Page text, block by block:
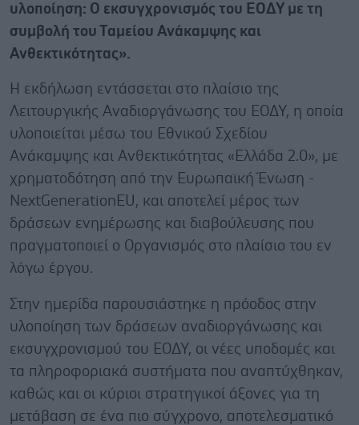
υλοποίηση: Ο εκσυγχρονισμός του ΕΟΔΥ με τη
συμβολή του Ταμείου Ανάκαμψης και
Ανθεκτικότητας».
Η εκδήλωση εντάσσεται στο πλαίσιο της
Λειτουργικής Αναδιοργάνωσης του ΕΟΔΥ, η οποία
υλοποιείται μέσω του Εθνικού Σχεδίου
Ανάκαμψης και Ανθεκτικότητας «Ελλάδα 2.0», με
χρηματοδότηση από την Ευρωπαϊκή Ένωση -
NextGenerationEU, και αποτελεί μέρος των
δράσεων ενημέρωσης και διαβούλευσης που
πραγματοποιεί ο Οργανισμός στο πλαίσιο του εν
λόγω έργου.
Στην ημερίδα παρουσιάστηκε η πρόοδος στην
υλοποίηση των δράσεων αναδιοργάνωσης και
εκσυγχρονισμού του ΕΟΔΥ, οι νέες υποδομές και
τα πληροφοριακά συστήματα που αναπτύχθηκαν,
καθώς και οι κύριοι στρατηγικοί άξονες για τη
μετάβαση σε ένα πιο σύγχρονο, αποτελεσματικό